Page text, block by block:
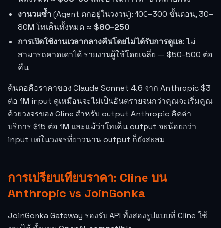
งานวนซ้ำ(Agent ตกอยู่ในวงวน): 100–300 ขั้นตอน, 30–
80M โทเค็นทั้งหมด ≈ $80–250
การเปิดใช้งานเวลากลางคืนโดยไม่ได้รับการดูแล: ไม่
สามารถคาดเดาได้ รายงานผู้ใช้โดยเฉลี่ย — $50–500 ต่อ
คืน
ต้นตอคือราคาของ Claude Sonnet 4.6 จาก Anthropic $3
ต่อ 1M input ดูเหมือนจะไม่เป็นอันตรายจนกว่าคุณจะเริ่มคูณ
ด้วยวงจรของ Cline สำหรับ output Anthropic คิดค่า
บริการ $15 ต่อ 1M และแม้ว่าโทเค็น output จะน้อยกว่า
input แต่ในวงจรที่ยาวนาน output ก็ยังสะสม
การเปรียบเทียบราคา: Cline บน
Anthropic vs JoinGonka
JoinGonka Gateway รองรับ API ทั้งสองรูปแบบที่ Cline ใช้